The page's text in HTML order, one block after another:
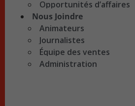
Opportunités d’affaires
Nous Joindre
Animateurs
Journalistes
Équipe des ventes
Administration